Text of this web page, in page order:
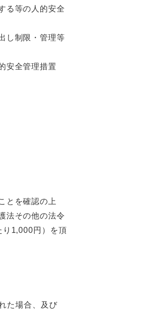
る等の人的安全
し制限・管理等
安全管理措置
とを確認の上
法その他の法令
り1,000円）を頂
た場合、及び